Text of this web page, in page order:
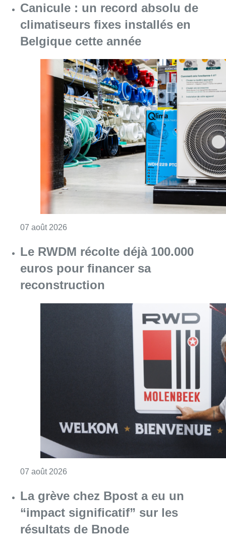
Canicule : un record absolu de
climatiseurs fixes installés en
Belgique cette année
07 août 2026
Le RWDM récolte déjà 100.000
euros pour financer sa
reconstruction
07 août 2026
La grève chez Bpost a eu un
“impact significatif” sur les
résultats de Bnode